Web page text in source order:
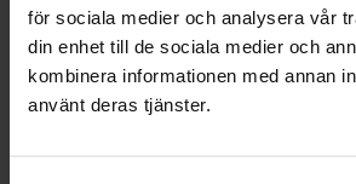
för sociala medier och analysera vår
din enhet till de sociala medier och
kombinera informationen med annan
använt deras tjänster.